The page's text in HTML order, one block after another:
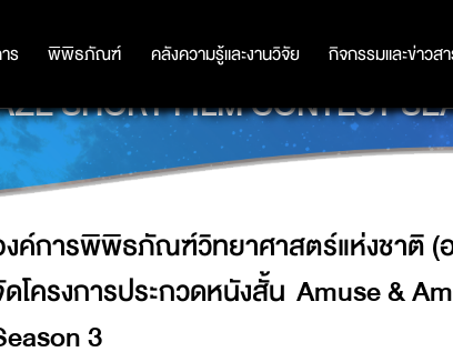
ร พิพิธภัณฑ์ คลังความรู้และงานวิจัย กิจกรรมและข่าวส
ร พิพิธภัณฑ์ คลังความรู้และงานวิจัย กิจกรรมและข่าวส
(อพวช.) ตอบรับความสำเร็จปีที่
SHORT FILM CONTEST
ค์การพิพิธภัณฑ์วิทยาศาสตร์แห่งชาติ (
โครงการประกวดหนังสั้น Amuse &
3